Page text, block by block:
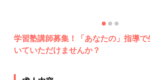
学習塾講師募集！「あなたの」指導
いていただけませんか？